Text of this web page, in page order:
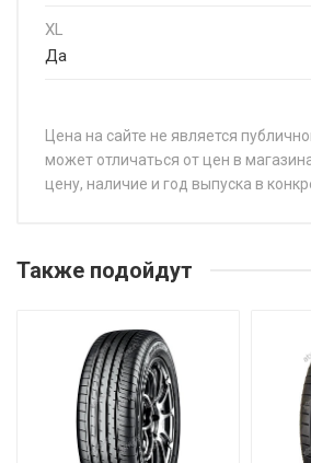
XL
Да
Цена на сайте не является
может отличаться от цен в
цену, наличие и год выпуска в
Pirelli P-7 Cinturato 205/50R17 89V
Pirelli P-7 Cinturato 205/55R16
Pirelli P-7 Cinturato 205/60R16
Также подойдут